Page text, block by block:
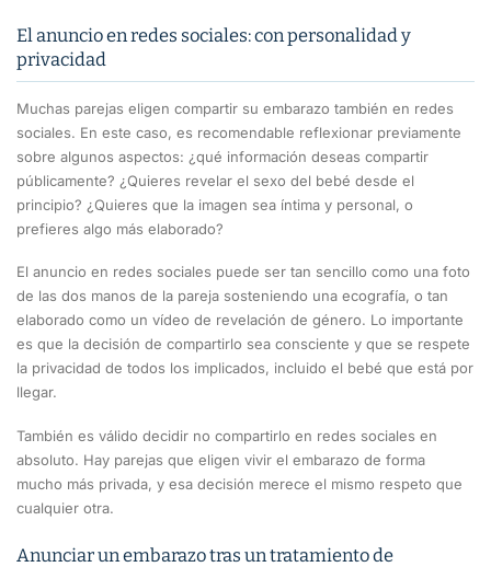
El anuncio en redes sociales: con personalidad y
privacidad
Muchas parejas eligen compartir su embarazo también en redes
sociales. En este caso, es recomendable reflexionar previamente
sobre algunos aspectos: ¿qué información deseas compartir
públicamente? ¿Quieres revelar el sexo del bebé desde el
principio? ¿Quieres que la imagen sea íntima y personal, o
prefieres algo más elaborado?
El anuncio en redes sociales puede ser tan sencillo como una foto
de las dos manos de la pareja sosteniendo una ecografía, o tan
elaborado como un vídeo de revelación de género. Lo importante
es que la decisión de compartirlo sea consciente y que se respete
la privacidad de todos los implicados, incluido el bebé que está por
llegar.
También es válido decidir no compartirlo en redes sociales en
absoluto. Hay parejas que eligen vivir el embarazo de forma
mucho más privada, y esa decisión merece el mismo respeto que
cualquier otra.
Anunciar un embarazo tras un tratamiento de